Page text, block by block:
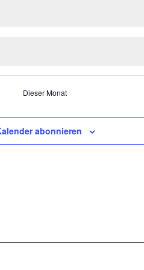
Dieser Monat
abonnieren